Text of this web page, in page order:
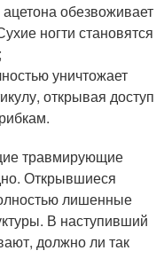
обезвоживает
ногти становятся
уничтожает
открывая доступ
травмирующие
Открывшиеся
лишенные
В наступивший
должно ли так